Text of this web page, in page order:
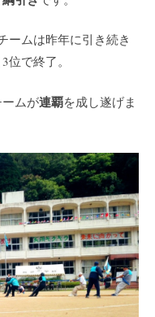
ームは昨年に引き続き
で終了。
ムが連覇を成し遂げま